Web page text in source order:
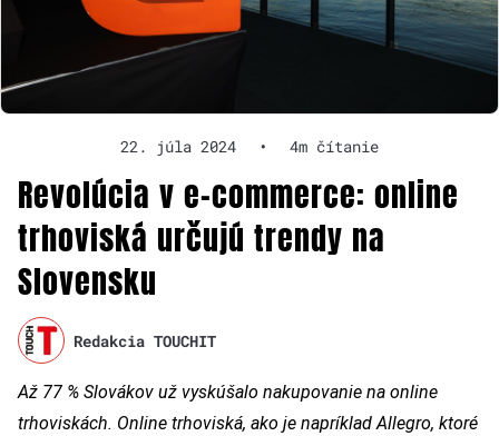
22. júla 2024 • 4m čítanie
Revolúcia v e-commerce: online
trhoviská určujú trendy na
Slovensku
Redakcia TOUCHIT
Až 77 % Slovákov už vyskúšalo nakupovanie na online
trhoviskách. Online trhoviská, ako je napríklad Allegro, ktoré